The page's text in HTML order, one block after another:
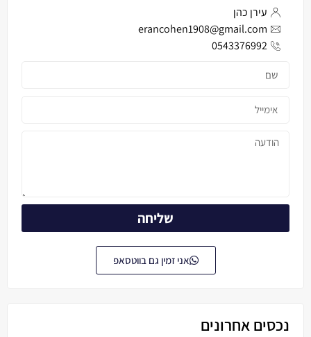
עירן כהן
erancohen1908@gmail.com
0543376992
שליחה
אני זמין גם בווטסאפ
נכסים אחרונים